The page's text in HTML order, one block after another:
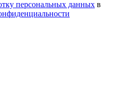
персональных данных в